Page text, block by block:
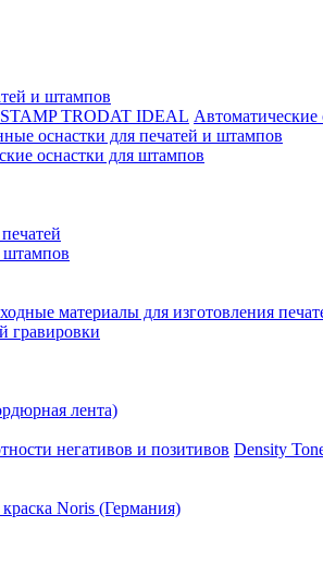
и штампов
оснастки для печатей и штампов
оснастки для штампов
штампов
материалы для изготовления
гравировки
лента)
Density
Noris (Германия)